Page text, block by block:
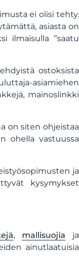
ei olisi tehty.
asiasta on
ilmaisulla ”saatu
ostoksista
asiamiehen
mainoslinkki
on siten ohjeistaa
ohella vastuussa
ja
kysymykset
, mallisuojia ja
ainutlaatuisia